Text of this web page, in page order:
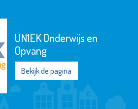
UN1EK Onderwijs en
Opvang
Bekijk de pagina